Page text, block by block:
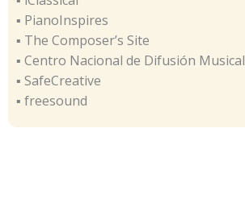
▪ PianoInspires
▪ The Composer’s Site
▪ Centro Nacional de Difusión Musical
▪ SafeCreative
▪ freesound